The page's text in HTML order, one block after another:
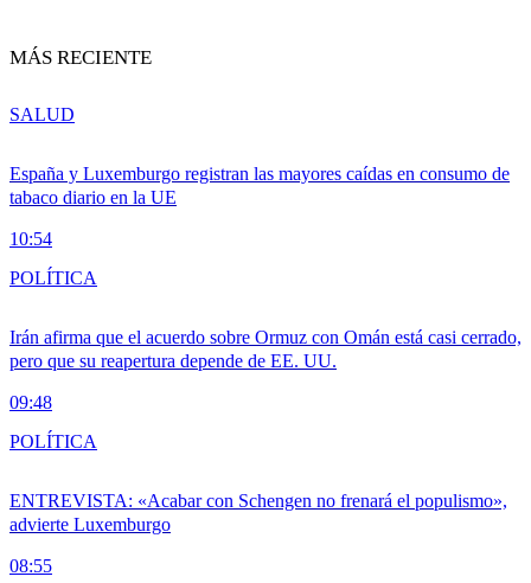
MÁS RECIENTE
España y Luxemburgo registran las mayores caídas en consumo de
tabaco diario en la UE
10:54
SALUD
Irán afirma que el acuerdo sobre Ormuz con Omán está casi cerrado,
pero que su reapertura depende de EE. UU.
09:48
POLÍTICA
ENTREVISTA: «Acabar con Schengen no frenará el populismo»,
advierte Luxemburgo
08:55
POLÍTICA